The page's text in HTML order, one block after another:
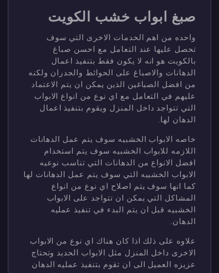
صبغ ابواب خشب الكويت
واحده من اهم الخدمات الاخرى التي سوف
تحصل عليها عند التعامل مع احسن صباغ
بالكويت هو انه لا يكون فقط بتنفيذ اعمال
الدهانات والاصباغ على الحوائط والجدران ولكنه
من افضل الصباغين الذين يمكن ان يتم الاعتماد
عليهم في التعامل مع اي نوع من انواع الابواب
التي تتواجد داخل المنزل ويقوم بتنفيذ اعمال
الدهان لها.
خاصه الابواب الخشبيه سوف يتم عمل الدهانات
اللازمه للابواب الخشبيه سوف يتم استخدام
افضل الانواع من الدهانات التي تناسب نوعيه
الابواب الخشبيه التي سوف يتم عمل الدهانات لها
كما انها سوف يتم اصلاح اي نوع من انواع
المشاكل التي يمكن ان تتواجد على الابواب
الخشبيه قبل ان يتم البدء في تنفيذ عمليه
الدهان.
علاوه على ذلك اذا كان هناك اي نوع من الابواب
الاخرى داخل المنزل مثل الابواب الحديد وتحتاج
عزيزه العميل الى ان تقوم بتنفيذ عمليه الدهان